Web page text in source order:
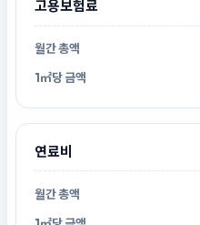
고용보험료
연료비